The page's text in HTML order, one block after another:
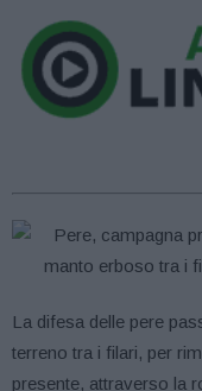
La difesa delle pere
terreno tra i filari, per
presente, attraverso la